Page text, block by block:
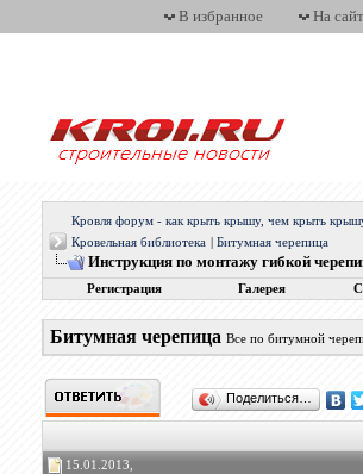
В избранное На сайт
Кровля форум - как крыть крышу, чем крыть
Кровельная библиотека
Битумная черепица
Инструкция по монтажу гибкой
Регистрация Галерея
Битумная черепица Все по битумной
Поделиться…
15.01.2013,